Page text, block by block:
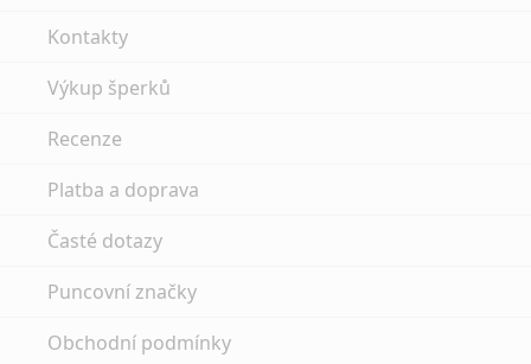
Kontakty
Výkup šperků
Recenze
Platba a doprava
Časté dotazy
Puncovní značky
Obchodní podmínky